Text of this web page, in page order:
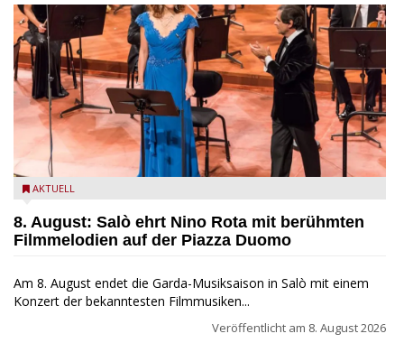
Estate Musicale del Garda: Salò ehrt Nino Rota
AKTUELL
8. August: Salò ehrt Nino Rota mit berühmten
Filmmelodien auf der Piazza Duomo
Am 8. August endet die Garda-Musiksaison in Salò mit einem
Konzert der bekanntesten Filmmusiken...
Veröffentlicht am 8. August 2026